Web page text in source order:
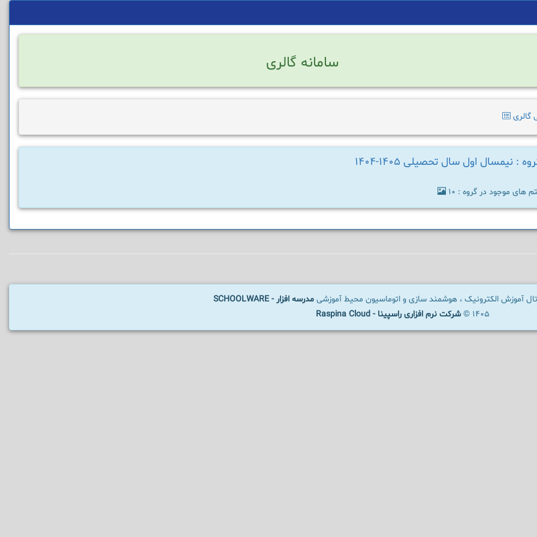
سامانه گالری
گالری
: نیمسال اول سال تحصیلی 1405-1404
های موجود در گروه : 10
آموزش الکترونیک ، هوشمند سازی و اتوماسیون محیط آموزشی مدرسه افزار - SCHOOLWARE
1405 ©
شرکت نرم افزاری راسپینا - Raspina Cloud